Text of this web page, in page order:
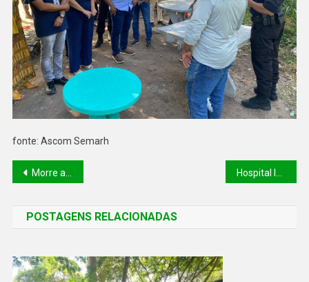
fonte: Ascom Semarh
Morre aos 98 anos líder espirítual Divaldo Franco Hospital Infantil reforça segurança do paciente com uso de pulseiras sinalizadoras de risco
POSTAGENS RELACIONADAS